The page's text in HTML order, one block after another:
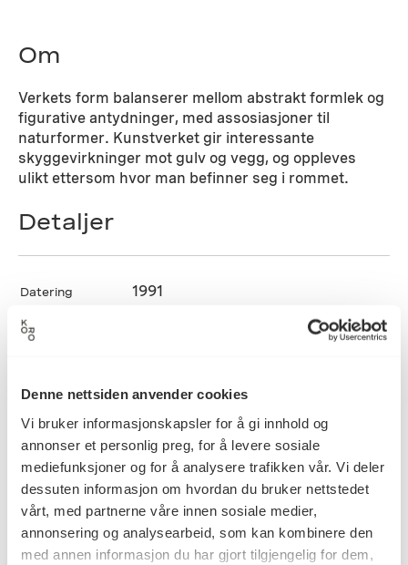
Denne nettsiden anvender cookies
Vi bruker informasjonskapsler for å gi innhold og
annonser et personlig preg, for å levere sosiale
mediefunksjoner og for å analysere trafikken vår. Vi deler
dessuten informasjon om hvordan du bruker nettstedet
vårt, med partnerne våre innen sosiale medier,
annonsering og analysearbeid, som kan kombinere den
med annen informasjon du har gjort tilgjengelig for dem,
Om
Verkets form balanserer mellom abstrakt formlek og
figurative antydninger, med assosiasjoner til
naturformer. Kunstverket gir interessante
skyggevirkninger mot gulv og vegg, og oppleves
ulikt ettersom hvor man befinner seg i rommet.
Detaljer
Datering 1991
Kategori
Installasjon, Lodding, Metall,
Skulptur, Vegginstallasjon
Teknikk og
materiale
Nettingstrukturer i messingtråd
som er sprayet med klarlakk